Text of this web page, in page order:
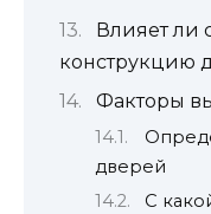
Влияет ли
конструкцию
Факторы
дверей
С